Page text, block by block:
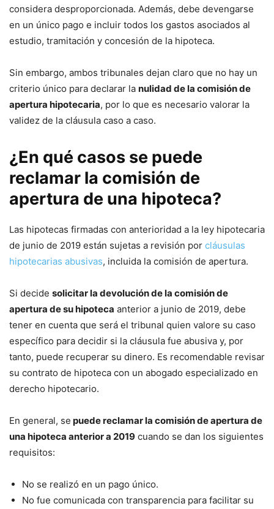
considera desproporcionada. Además, debe devengarse
en un único pago e incluir todos los gastos asociados al
estudio, tramitación y concesión de la hipoteca.
Sin embargo, ambos tribunales dejan claro que no hay un
criterio único para declarar la nulidad de la comisión de
apertura hipotecaria, por lo que es necesario valorar la
validez de la cláusula caso a caso.
¿En qué casos se puede
reclamar la comisión de
apertura de una hipoteca?
Las hipotecas firmadas con anterioridad a la ley hipotecaria
de junio de 2019 están sujetas a revisión por cláusulas
hipotecarias abusivas, incluida la comisión de apertura.
Si decide solicitar la devolución de la comisión de
apertura de su hipoteca anterior a junio de 2019, debe
tener en cuenta que será el tribunal quien valore su caso
específico para decidir si la cláusula fue abusiva y, por
tanto, puede recuperar su dinero. Es recomendable revisar
su contrato de hipoteca con un abogado especializado en
derecho hipotecario.
En general, se puede reclamar la comisión de apertura de
una hipoteca anterior a 2019 cuando se dan los siguientes
requisitos:
No se realizó en un pago único.
No fue comunicada con transparencia para facilitar su